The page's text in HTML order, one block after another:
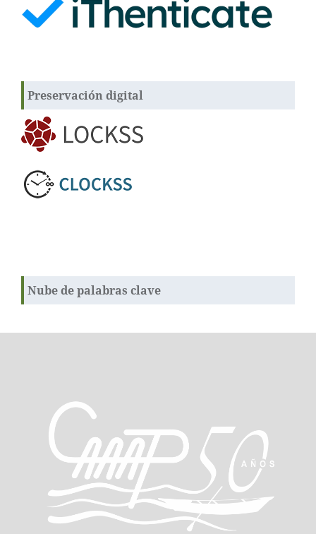
Preservación digital
Nube de palabras clave